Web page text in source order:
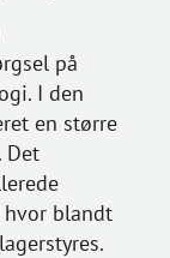
på
I den
en større
Det
hvor blandt